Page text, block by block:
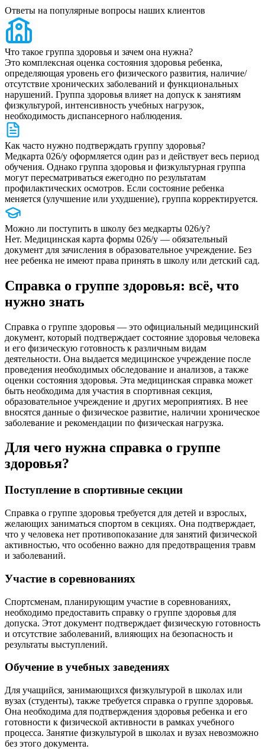
Ответы на популярные вопросы наших клиентов
Что такое группа здоровья и зачем она нужна?
Это комплексная оценка состояния здоровья ребенка,
определяющая уровень его физического развития, наличие/
отсутствие хронических заболеваний и функциональных
нарушений. Группа здоровья влияет на допуск к занятиям
физкультурой, интенсивность учебных нагрузок,
необходимость диспансерного наблюдения.
Как часто нужно подтверждать группу здоровья?
Медкарта 026/у оформляется один раз и действует весь период
обучения. Однако группа здоровья и физкультурная группа
могут пересматриваться ежегодно по результатам
профилактических осмотров. Если состояние ребенка
меняется (улучшение или ухудшение), группа корректируется.
Можно ли поступить в школу без медкарты 026/у?
Нет. Медицинская карта формы 026/у — обязательный
документ для зачисления в образовательное учреждение. Без
нее ребенка не имеют права принять в школу или детский сад.
Справка о группе здоровья: всё, что
нужно знать
Справка о группе здоровья — это официальный медицинский
документ, который подтверждает состояние здоровья человека
и его физическую готовность к различным видам
деятельности. Она выдается медицинское учреждение после
проведения необходимых обследование и анализов, а также
оценки состояния здоровья. Эта медицинская справка может
быть необходима для участия в спортивная секция,
образовательное учреждение и других мероприятиях. В нее
вносятся данные о физическое развитие, наличии хроническое
заболевание и рекомендации по физическая нагрузка.
Для чего нужна справка о группе
здоровья?
Поступление в спортивные секции
Справка о группе здоровья требуется для детей и взрослых,
желающих заниматься спортом в секциях. Она подтверждает,
что у человека нет противопоказание для занятий физической
активностью, что особенно важно для предотвращения травм
и заболеваний.
Участие в соревнованиях
Спортсменам, планирующим участие в соревнованиях,
необходимо предоставить справку о группе здоровья для
допуска. Этот документ подтверждает физическую готовность
и отсутствие заболеваний, влияющих на безопасность и
результаты выступлений.
Обучение в учебных заведениях
Для учащийся, занимающихся физкультурой в школах или
вузах (студенты), также требуется справка о группе здоровья.
Она необходима для подтверждения здоровья ребенка и его
готовности к физической активности в рамках учебного
процесса. Занятие физкультурой в школах и вузах невозможно
без этого документа.